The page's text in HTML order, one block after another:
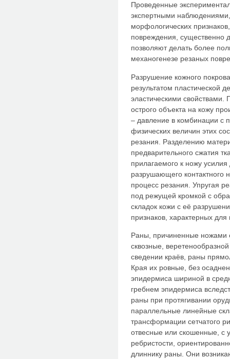
Проведенные
экспертными
морфологических
повреждения, существенно
позволяют делать более
механогенезе резаных
Разрушение кожного
результатом пластической
эластическими
острого объекта на кожу
– давление в комбинации с
физических величин этих
резания. Разделению
предварительного сжатия
прилагаемого к ножу
разрушающего контактного
процесс резания. Упругая
под режущей кромкой с
складок кожи с её
признаков, характерных
Раны, причиненные ножами
сквозные,
сведении краёв, раны
Края их ровные, без
эпидермиса шириной в
гребнем эпидермиса
раны при протягивании
параллельные линейные
трансформации сетчатого
отвесные или скошенные, с
ребристости,
длиннику раны. Они